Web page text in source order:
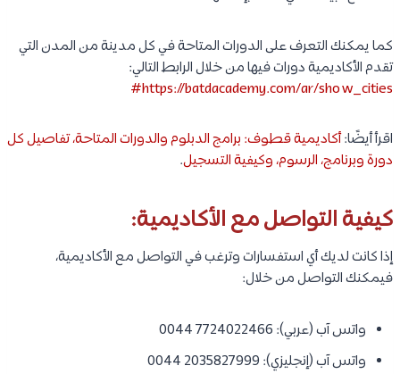
كما يمكنك التعرف على الدورات المتاحة في كل مدينة من المدن التي
تقدم الأكاديمية دورات فيها من خلال الرابط التالي:
https://batdacademy.com/ar/show_cities#
اقرأ أيضًا:أكاديمية قطوف: برامج الدبلوم والدورات المتاحة، تفاصيل كل
دورة وبرنامج، الرسوم، وكيفية التسجيل.
كيفية التواصل مع الأكاديمية:
إذا كانت لديك أي استفسارات وترغب في التواصل مع الأكاديمية،
فيمكنك التواصل من خلال:
واتس آب (عربي): 7724022466 0044
واتس آب (إنجليزي): 2035827999 0044